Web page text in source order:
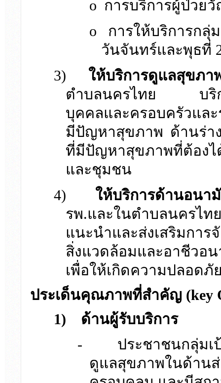
o การบริการผู้ป่วย
o
การให้บริการกลุ่
วันจันทร์และพุธที่
3)
ให้บริการดูแลสุขภา
ตำบลนครไทย บริกา
บุคคลและครอบครัวแล
มีปัญหาสุขภาพ ด้านร่า
ที่มีปัญหาสุขภาพที่ต้องไ
และชุมชน
4)
ให้บริการด้านอนา
รพ.และในตำบลนครไ
แนะนำและส่งเสริมกา
สิ่งแวดล้อมและอาชีวอ
เพื่อให้เกิดความปลอด
ประเด็นคุณภาพที่สำคัญ (key
1)
ด้านผู้รับบริการ
-
ประชาชนกลุ่มเ
ดูแลสุขภาพในด้านส่